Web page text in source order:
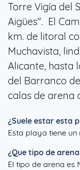
Torre Vigía del
Aigües". El
km. de litoral
Muchavista,
Alicante, hasta
del Barranco
calas de arena
¿Suele estar esta
Esta playa tiene un
¿Que tipo de
El tipo de arena es